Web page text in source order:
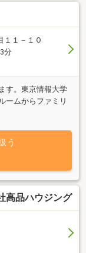
１１－１０
分
す。東京情報大学
ームからファミリ
。経験豊富な女性
ご来店くださいま
う
高品ハウジング